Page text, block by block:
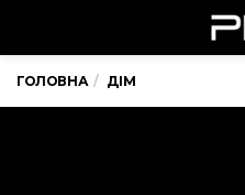
ГОЛОВНА ДІМ